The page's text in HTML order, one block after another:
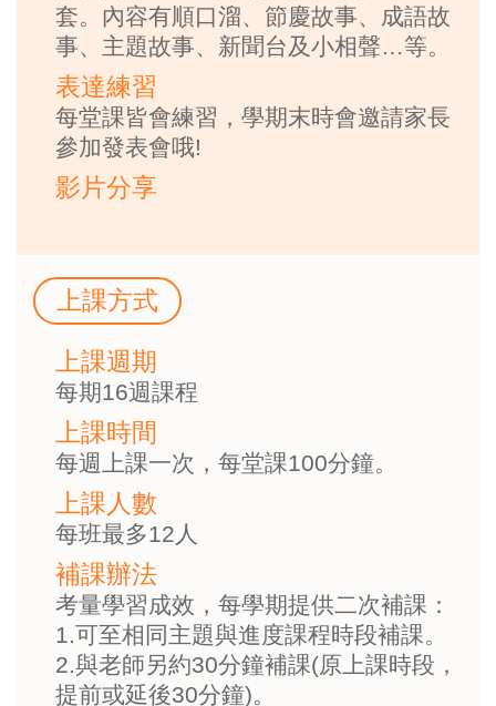
套。內容有順口溜、節慶故事、成語故
事、主題故事、新聞台及小相聲…等。
表達練習
每堂課皆會練習，學期末時會邀請家長
參加發表會哦!
影片分享
上課方式
上課週期
每期16週課程
上課時間
每週上課一次，每堂課100分鐘。
上課人數
每班最多12人
補課辦法
考量學習成效，每學期提供二次補課：
1.可至相同主題與進度課程時段補課。
2.與老師另約30分鐘補課(原上課時段，
提前或延後30分鐘)。